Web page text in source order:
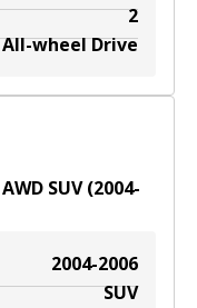
2
All-wheel Drive
AWD SUV(2004-
2004-2006
SUV